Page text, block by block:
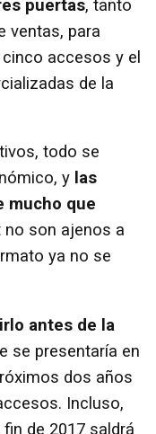
puertas, tanto
ventas, para
accesos y el
de la
todo se
y las
mucho que
no son ajenos a
ya no se
antes de la
se presentaría en
dos años
Incluso,
de 2017 saldrá